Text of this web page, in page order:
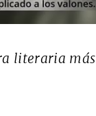
literaria más